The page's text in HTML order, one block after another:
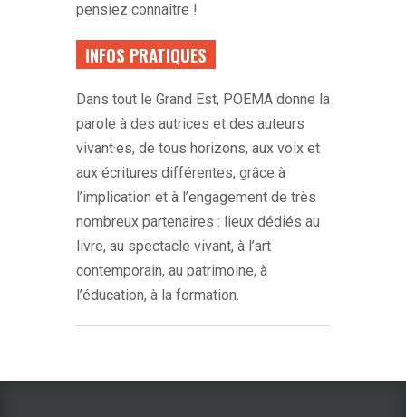
pensiez connaître !
INFOS PRATIQUES
Dans tout le Grand Est, POEMA donne la
parole à des autrices et des auteurs
vivant·es, de tous horizons, aux voix et
aux écritures différentes, grâce à
l’implication et à l’engagement de très
nombreux partenaires : lieux dédiés au
livre, au spectacle vivant, à l’art
contemporain, au patrimoine, à
l’éducation, à la formation.